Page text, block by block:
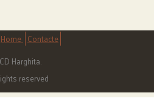
Home Contacte
Harghita.
reserved